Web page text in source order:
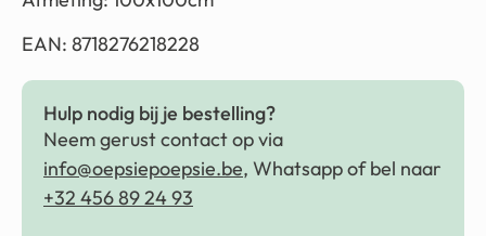
EAN: 8718276218228
Hulp nodig bij je bestelling?
Neem gerust contact op via
info@oepsiepoepsie.be, Whatsapp of bel naar
+32 456 89 24 93